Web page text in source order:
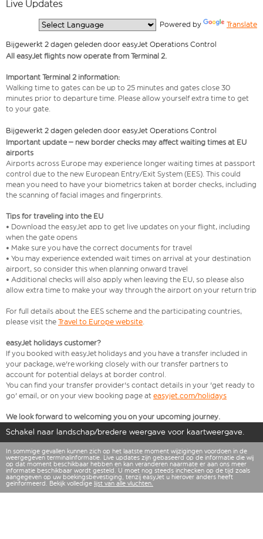
Live Updates
Powered by Translate
Bijgewerkt 2 dagen geleden door easyJet Operations Control
All easyJet flights now operate from Terminal 2.
Important Terminal 2 information:
Walking time to gates can be up to 25 minutes and gates close 30
minutes prior to departure time. Please allow yourself extra time to get
to your gate.
Bijgewerkt 2 dagen geleden door easyJet Operations Control
Important update – new border checks may affect waiting times at EU
airports
Airports across Europe may experience longer waiting times at passport
control due to the new European Entry/Exit System (EES). This could
mean you need to have your biometrics taken at border checks, including
the scanning of facial images and fingerprints.
Tips for traveling into the EU
• Download the easyJet app to get live updates on your flight, including
when the gate opens
• Make sure you have the correct documents for travel
• You may experience extended wait times on arrival at your destination
airport, so consider this when planning onward travel
• Additional checks will also apply when leaving the EU, so please also
allow extra time to make your way through the airport on your return trip
For full details about the EES scheme and the participating countries,
please visit the Travel to Europe website.
easyJet holidays customer?
If you booked with easyJet holidays and you have a transfer included in
your package, we're working closely with our transfer partners to
account for potential delays at border control.
You can find your transfer provider's contact details in your 'get ready to
go' email, or on your view booking page at easyjet.com/holidays
We look forward to welcoming you on your upcoming journey.
Schakel naar landschap/bredere weergave voor kaartweergave.
In sommige gevallen kunnen zich op het laatste moment wijzigingen voordoen in de
weergegeven terminalinformatie. Live updates zijn gebaseerd op de informatie die wij
op dat moment beschikbaar hebben en kan veranderen naarmate er aan ons meer
informatie beschikbaar wordt gesteld. U moet nog steeds inchecken op de tijd zoals
aangegeven op uw boekingsbevestiging, tenzij easyJet u hierover anders heeft
geïnformeerd. Bekijk volledige lijst van alle vluchten.